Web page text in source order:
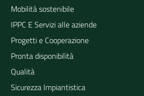
Mobilità sostenibile
IPPC E Servizi alle aziende
Progetti e Cooperazione
Pronta disponibilità
Qualità
Sicurezza Impiantistica